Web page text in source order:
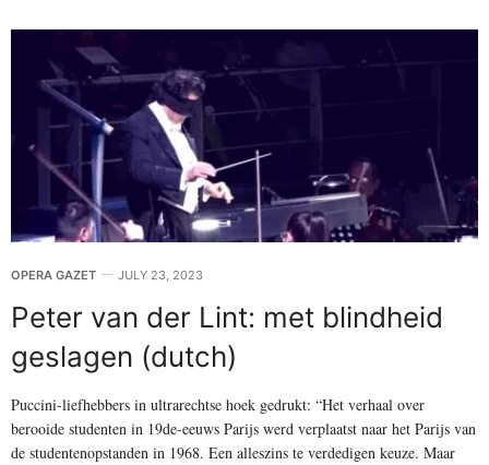
OPERA GAZET JULY 23, 2023
Peter van der Lint: met blindheid
geslagen (dutch)
Puccini-liefhebbers in ultrarechtse hoek gedrukt: “Het verhaal over
berooide studenten in 19de-eeuws Parijs werd verplaatst naar het Parijs van
de studentenopstanden in 1968. Een alleszins te verdedigen keuze. Maar